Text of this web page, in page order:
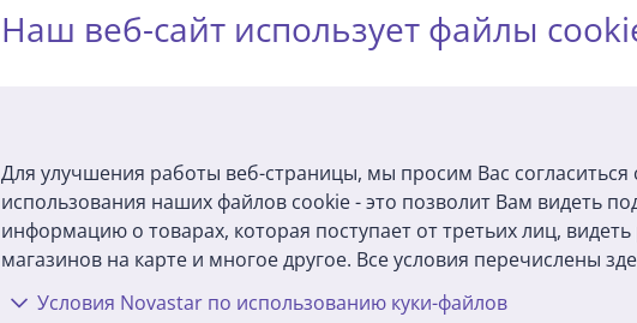
Наш веб-сайт использует файлы
Для улучшения работы веб-страницы, мы просим Вас согласиться
использования наших файлов cookie - это позволит Вам видеть
информацию о товарах, которая поступает от третьих лиц,
магазинов на карте и многое другое. Все условия перечислены
Условия Novastar по использованию куки-файлов